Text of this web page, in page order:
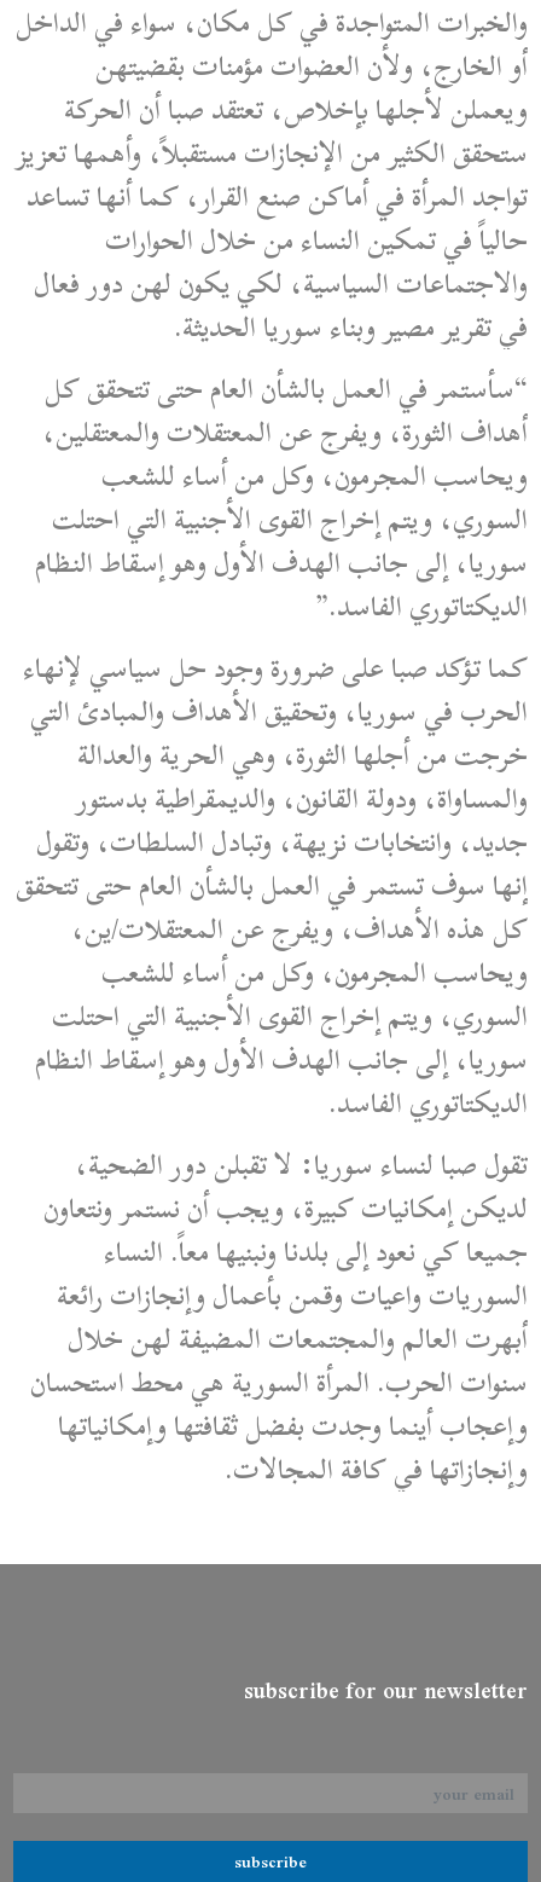
والخبرات المتواجدة في كل مكان، سواء في الداخل
أو الخارج، ولأن العضوات مؤمنات بقضيتهن
ويعملن لأجلها بإخلاص، تعتقد صبا أن الحركة
ستحقق الكثير من الإنجازات مستقبلاً، وأهمها تعزيز
تواجد المرأة في أماكن صنع القرار، كما أنها تساعد
حالياً في تمكين النساء من خلال الحوارات
والاجتماعات السياسية، لكي يكون لهن دور فعال
في تقرير مصير وبناء سوريا الحديثة.
“سأستمر في العمل بالشأن العام حتى تتحقق كل
أهداف الثورة، ويفرج عن المعتقلات والمعتقلين،
ويحاسب المجرمون، وكل من أساء للشعب
السوري، ويتم إخراج القوى الأجنبية التي احتلت
سوريا، إلى جانب الهدف الأول وهو إسقاط النظام
الديكتاتوري الفاسد.”
كما تؤكد صبا على ضرورة وجود حل سياسي لإنهاء
الحرب في سوريا، وتحقيق الأهداف والمبادئ التي
خرجت من أجلها الثورة، وهي الحرية والعدالة
والمساواة، ودولة القانون، والديمقراطية بدستور
جديد، وانتخابات نزيهة، وتبادل السلطات، وتقول
إنها سوف تستمر في العمل بالشأن العام حتى تتحقق
كل هذه الأهداف، ويفرج عن المعتقلات/ين،
ويحاسب المجرمون، وكل من أساء للشعب
السوري، ويتم إخراج القوى الأجنبية التي احتلت
سوريا، إلى جانب الهدف الأول وهو إسقاط النظام
الديكتاتوري الفاسد.
تقول صبا لنساء سوريا: لا تقبلن دور الضحية،
لديكن إمكانيات كبيرة، ويجب أن نستمر ونتعاون
جميعا كي نعود إلى بلدنا ونبنيها معاً. النساء
السوريات واعيات وقمن بأعمال وإنجازات رائعة
أبهرت العالم والمجتمعات المضيفة لهن خلال
سنوات الحرب. المرأة السورية هي محط استحسان
وإعجاب أينما وجدت بفضل ثقافتها وإمكانياتها
وإنجازاتها في كافة المجالات.
subscribe for our newsletter
subscribe